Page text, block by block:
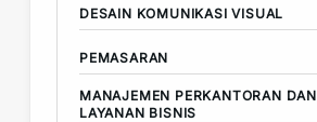
DESAIN KOMUNIKASI VISUAL
PEMASARAN
MANAJEMEN PERKANTORAN DAN
LAYANAN BISNIS